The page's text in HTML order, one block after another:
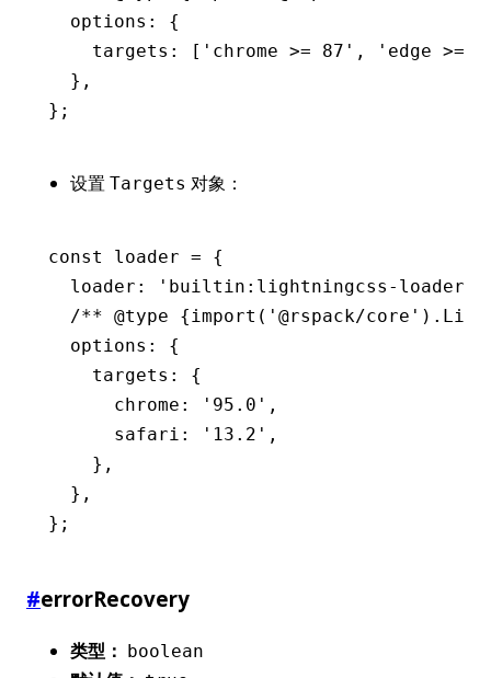
  options
:
{
    targets
: [ 'chrome >= 87' ,
'edge >=
  }
,
};
设置 Targets 对象：
const loader = {
  loader
: 'builtin:lightningcss-loader'
  /**
@type {import('@rspack/
  options
:
{
    targets
:
{
      chrome
: '95.0' ,
      safari
: '13.2' ,
    }
,
  }
,
};
#errorRecovery
类型： boolean